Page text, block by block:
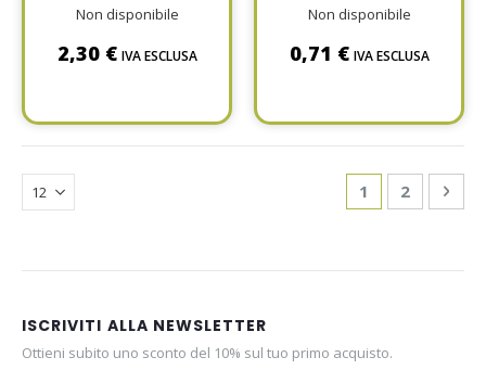
Non disponibile
2,30 € IVA ESCLUSA
Non disponibile
0,71 € IVA ESCLUSA
Page
You're
1 Page
2
ISCRIVITI ALLA NEWSLETTER
Ottieni subito uno sconto del 10% sul tuo primo acquisto.